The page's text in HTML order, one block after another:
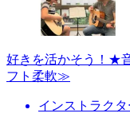
好きを活かそう！★
フト柔軟≫
インストラクタ